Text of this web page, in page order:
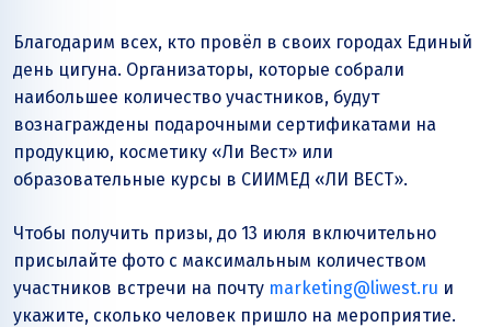
Благодарим всех, кто провёл в своих городах Единый
день цигуна. Организаторы, которые собрали
наибольшее количество участников, будут
вознаграждены подарочными сертификатами на
продукцию, косметику «Ли Вест» или
образовательные курсы в СИИМЕД «ЛИ ВЕСТ».
Чтобы получить призы, до 13 июля включительно
присылайте фото с максимальным количеством
участников встречи на почту marketing@liwest.ru и
укажите, сколько человек пришло на мероприятие.